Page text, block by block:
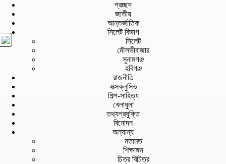
প্রচ্ছদ
জাতীয়
আন্তর্জাতিক
সিলেট বিভাগ
সিলেট
মৌলভীবাজার
সুনামগঞ্জ
হবিগঞ্জ
রাজনীতি
এক্সক্লুসিভ
শিল্প-সাহিত্য
খেলাধুলা
তথ্যপ্রযুক্তি
বিনোদন
অন্যান্য
মতামত
শিক্ষাঙ্গন
চিত্র বিচিত্র